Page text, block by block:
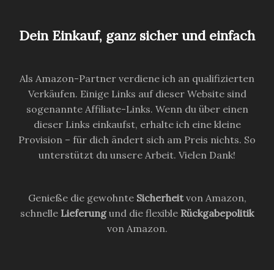
Dein Einkauf, ganz sicher und einfach
Als Amazon-Partner verdiene ich an qualifizierten
Verkäufen. Einige Links auf dieser Website sind
sogenannte Affiliate-Links. Wenn du über einen
dieser Links einkaufst, erhalte ich eine kleine
Provision – für dich ändert sich am Preis nichts. So
unterstützt du unsere Arbeit. Vielen Dank!
Genieße die gewohnte Sicherheitvon Amazon,
schnelle Lieferungund die flexible Rückgabepolitik
von Amazon.